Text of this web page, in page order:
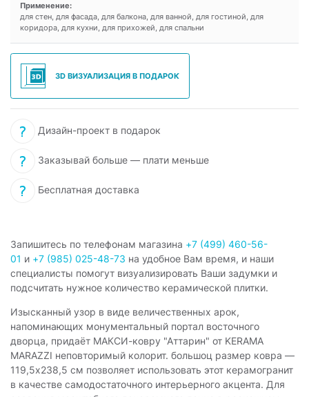
Применение:
для стен, для фасада, для балкона, для ванной, для гостиной, для
коридора, для кухни, для прихожей, для спальни
3D ВИЗУАЛИЗАЦИЯ В ПОДАРОК
Дизайн-проект в подарок
Заказывай больше — плати меньше
Бесплатная доставка
Запишитесь по телефонам магазина +7 (499) 460-56-
01 и +7 (985) 025-48-73 на удобное Вам время, и наши
специалисты помогут визуализировать Ваши задумки и
подсчитать нужное количество керамической плитки.
Изысканный узор в виде величественных арок,
напоминающих монументальный портал восточного
дворца, придаёт МАКСИ-ковру "Аттарин" от KERAMA
MARAZZI неповторимый колорит. большоц размер ковра —
119,5x238,5 см позволяет использовать этот керамогранит
в качестве самодостаточного интерьерного акцента. Для